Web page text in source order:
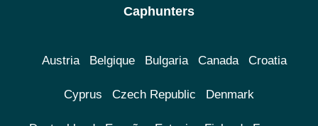
Caphunters
Austria Belgique Bulgaria Canada Croatia
Cyprus Czech Republic Denmark